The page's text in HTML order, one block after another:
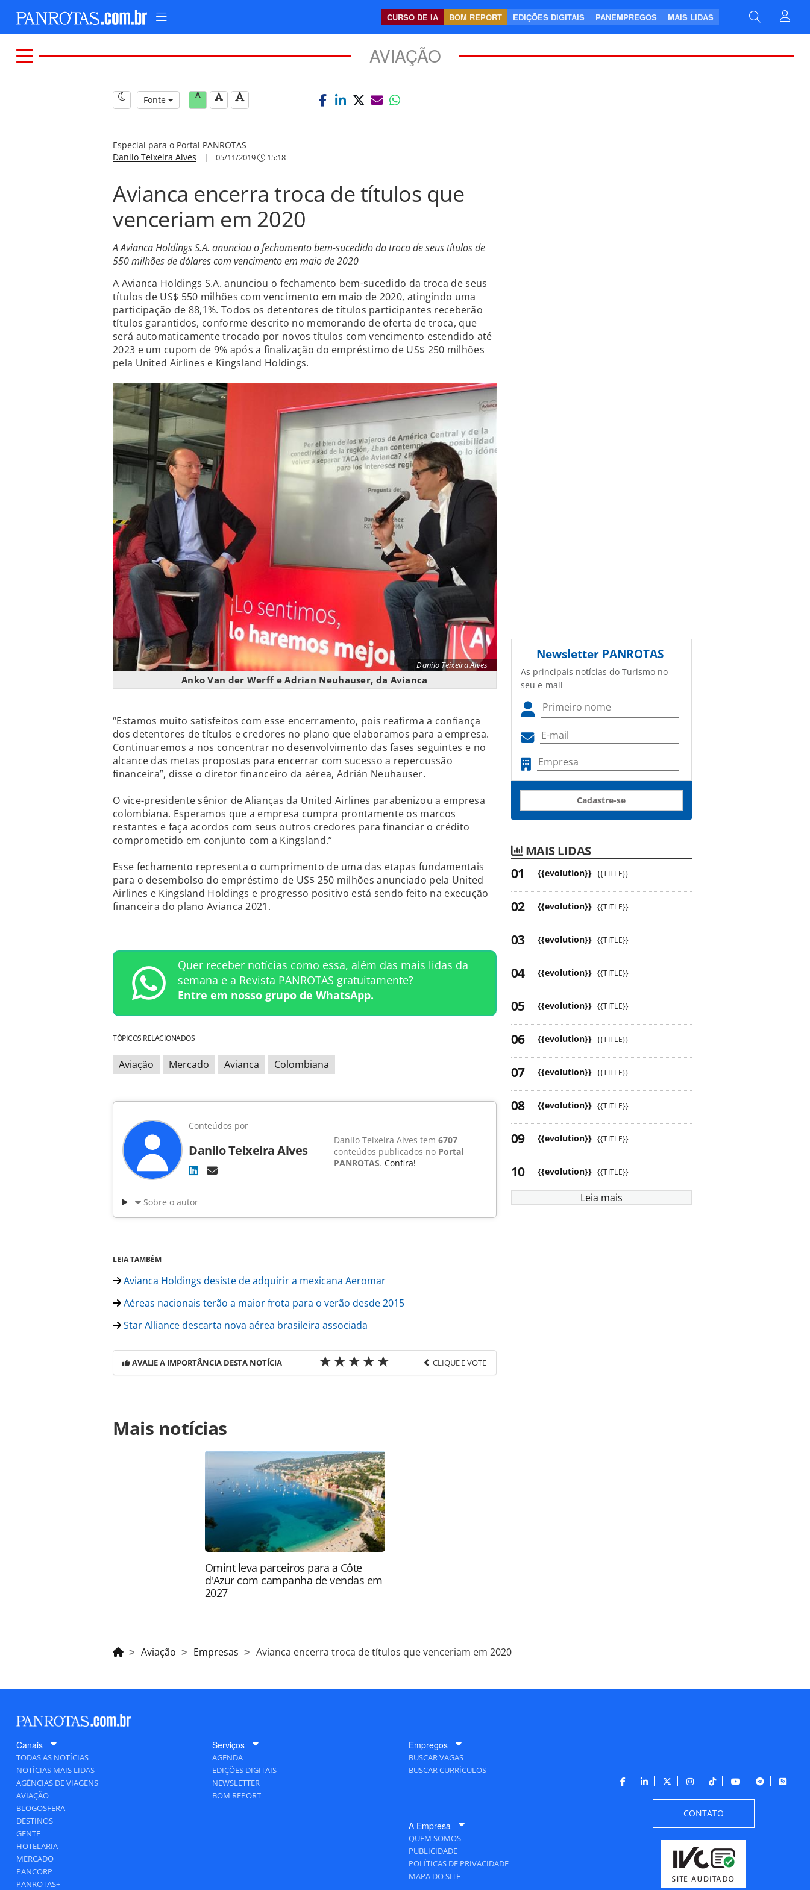
CURSO DE IA BOM REPORT EDIÇÕES DIGITAIS PANEMPREGOS MAIS LIDAS
AVIAÇÃO
Fonte
Especial para o Portal PANROTAS
Danilo Teixeira Alves | 05/11/2019 15:18
Avianca encerra troca de títulos que
venceriam em 2020
A Avianca Holdings S.A. anunciou o fechamento bem-sucedido da troca de seus títulos de
550 milhões de dólares com vencimento em maio de 2020
A Avianca Holdings S.A. anunciou o fechamento bem-sucedido da troca de seus
títulos de US$ 550 milhões com vencimento em maio de 2020, atingindo uma
participação de 88,1%. Todos os detentores de títulos participantes receberão
títulos garantidos, conforme descrito no memorando de oferta de troca, que
será automaticamente trocado por novos títulos com vencimento estendido até
2023 e um cupom de 9% após a finalização do empréstimo de US$ 250 milhões
pela United Airlines e Kingsland Holdings.
Danilo Teixeira Alves
Anko Van der Werff e Adrian Neuhauser, da Avianca
“Estamos muito satisfeitos com esse encerramento, pois reafirma a confiança
dos detentores de títulos e credores no plano que elaboramos para a empresa.
Continuaremos a nos concentrar no desenvolvimento das fases seguintes e no
alcance das metas propostas para encerrar com sucesso a repercussão
financeira”, disse o diretor financeiro da aérea, Adrián Neuhauser.
O vice-presidente sênior de Alianças da United Airlines parabenizou a empresa
colombiana. Esperamos que a empresa cumpra prontamente os marcos
restantes e faça acordos com seus outros credores para financiar o crédito
comprometido em conjunto com a Kingsland.”
Esse fechamento representa o cumprimento de uma das etapas fundamentais
para o desembolso do empréstimo de US$ 250 milhões anunciado pela United
Airlines e Kingsland Holdings e progresso positivo está sendo feito na execução
financeira do plano Avianca 2021.
Quer receber notícias como essa, além das mais lidas da
semana e a Revista PANROTAS gratuitamente?
Entre em nosso grupo de WhatsApp.
TÓPICOS RELACIONADOS
Aviação Mercado Avianca Colombiana
Conteúdos por
Danilo Teixeira Alves
Danilo Teixeira Alves tem 6707
conteúdos publicados no Portal
PANROTAS. Confira!
Sobre o autor
LEIA TAMBÉM
Avianca Holdings desiste de adquirir a mexicana Aeromar
Aéreas nacionais terão a maior frota para o verão desde 2015
Star Alliance descarta nova aérea brasileira associada
AVALIE A IMPORTÂNCIA DESTA NOTÍCIA CLIQUE E VOTE
https://www.panrotas.com.br/aviacao/empresas/2019/11/avianca-encerra-troca-de-
titulos-que-venceriam-em-2020_168941.html ou as ferramentas oferecidas na página.
Todo o conteúdo produzido pela PANROTAS Editora é protegido pela legislação
brasileira sobre direito autoral. Não reproduza o conteúdo sem autorização da
PANROTAS Editora (copyright@panrotas.com.br).
Mais notícias
Omint leva parceiros para a Côte
d'Azur com campanha de vendas em
2027
Newsletter PANROTAS
As principais notícias do Turismo no
seu e-mail
Cadastre-se
MAIS LIDAS
{{evolution}} {{TITLE}}
{{evolution}} {{TITLE}}
{{evolution}} {{TITLE}}
{{evolution}} {{TITLE}}
{{evolution}} {{TITLE}}
{{evolution}} {{TITLE}}
{{evolution}} {{TITLE}}
{{evolution}} {{TITLE}}
{{evolution}} {{TITLE}}
{{evolution}} {{TITLE}}
Leia mais
Aviação Empresas Avianca encerra troca de títulos que venceriam em 2020
Canais
TODAS AS NOTÍCIAS
NOTÍCIAS MAIS LIDAS
AGÊNCIAS DE VIAGENS
AVIAÇÃO
BLOGOSFERA
DESTINOS
GENTE
HOTELARIA
MERCADO
PANCORP
PANROTAS+
Serviços
AGENDA
EDIÇÕES DIGITAIS
NEWSLETTER
BOM REPORT
Empregos
BUSCAR VAGAS
BUSCAR CURRÍCULOS
A Empresa
QUEM SOMOS
PUBLICIDADE
POLÍTICAS DE PRIVACIDADE
MAPA DO SITE
CONTATO